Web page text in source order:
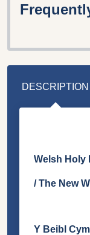
DESCRIPTION
Welsh Holy
/ The New
Y Beibl